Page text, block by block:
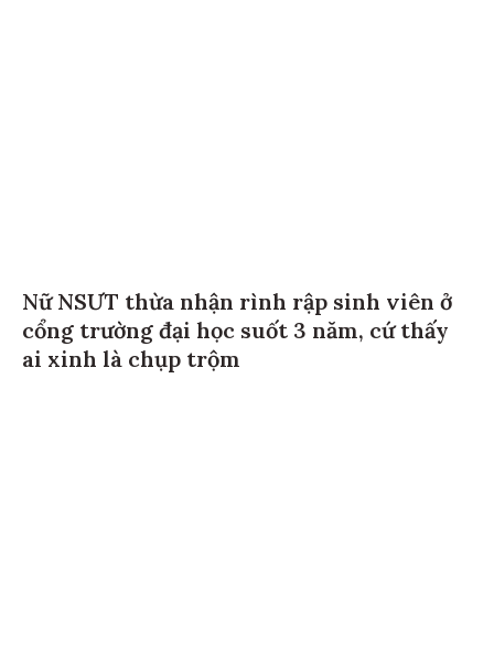
Nữ NSƯT thừa nhận rình rập sinh viên ở
cổng trường đại học suốt 3 năm, cứ thấy
ai xinh là chụp trộm